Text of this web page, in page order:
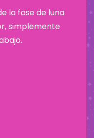
la fase de luna
simplemente